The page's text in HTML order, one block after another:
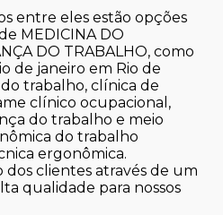
entre eles estão opções
MEDICINA DO
DO TRABALHO, como
de janeiro em Rio de
trabalho, clínica de
clínico ocupacional,
do trabalho e meio
do trabalho
ergonômica.
dos clientes através de um
qualidade para nossos